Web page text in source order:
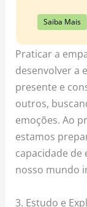
Saiba Mais
Praticar a
desenvolver a
presente e
outros,
emoções. Ao
estamos
capacidade
nosso mundo
3. Estudo e